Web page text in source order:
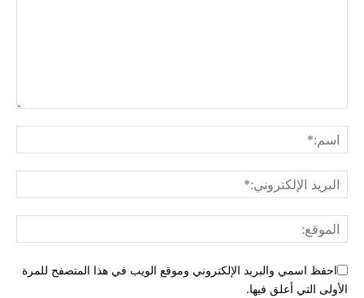
احفظ اسمي والبريد الإلكتروني وموقع الويب في هذا المتصفح للمرة
الأولى التي أعلق فيها.